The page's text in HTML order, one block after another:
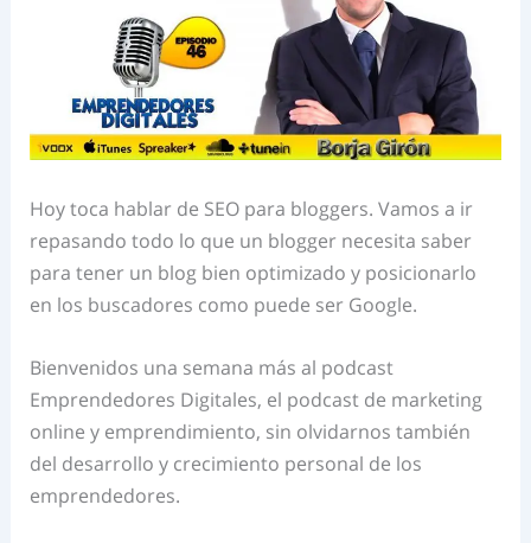
Hoy toca hablar de SEO para bloggers. Vamos a ir
repasando todo lo que un blogger necesita saber
para tener un blog bien optimizado y posicionarlo
en los buscadores como puede ser Google.
Bienvenidos una semana más al podcast
Emprendedores Digitales, el podcast de marketing
online y emprendimiento, sin olvidarnos también
del desarrollo y crecimiento personal de los
emprendedores.